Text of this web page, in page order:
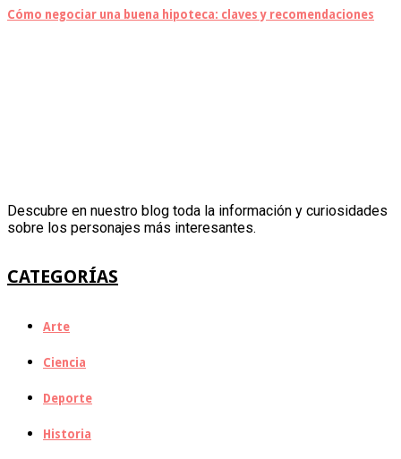
Cómo negociar una buena hipoteca: claves y recomendaciones
Descubre en nuestro blog toda la información y curiosidades
sobre los personajes más interesantes.
CATEGORÍAS
Arte
Ciencia
Deporte
Historia